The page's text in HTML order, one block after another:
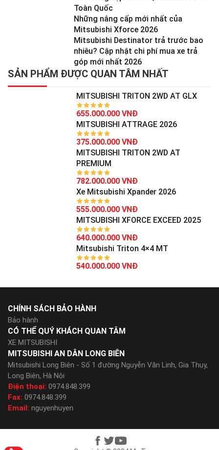
Toàn Quốc
Những nâng cấp mới nhất của
Mitsubishi Xforce 2026
Mitsubishi Destinator trả trước bao
nhiêu? Cập nhật chi phí mua xe trả
góp mới nhất 2026
SẢN PHẨM ĐƯỢC QUAN TÂM NHẤT
MITSUBISHI TRITON 2WD AT GLX
655.000.000 VNĐ
MITSUBISHI ATTRAGE 2026
375.000.000 VNĐ
MITSUBISHI TRITON 2WD AT
PREMIUM
782.000.000 VNĐ
Xe Mitsubishi Xpander 2026
555.000.000 VNĐ
MITSUBISHI XFORCE EXCEED 2025
640.000.000 VNĐ
Mitsubishi Triton 4×4 MT
540.000.000 VNĐ
MITSUBISHI AN DÂN LONG BIÊN
Mitsubishi Long Biên - Số 1 đường Nguyễn Văn Linh, Gia Thụy,
Long Biên, Hà Nội
Điện thoại: 0974.848.399
Fax: 0974.848.399
Email: nguyenhuyen
CHÍNH SÁCH BẢO HÀNH
Bảo hành
CÓ THỂ QUÝ KHÁCH QUAN TÂM
XE MITSUBISHI